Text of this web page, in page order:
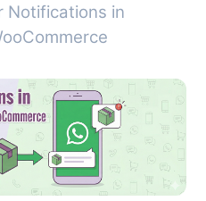
Notifications in